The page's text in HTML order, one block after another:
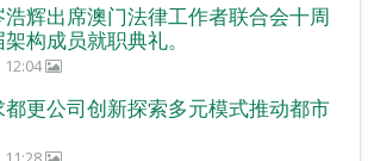
辉出席澳门法律工作者联合会十周
构成员就职典礼。
12:04
更公司创新探索多元模式推动都市